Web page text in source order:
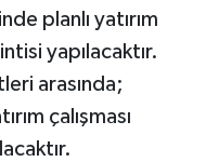
planlı yatırım
yapılacaktır.
arasında;
çalışması